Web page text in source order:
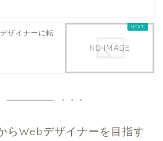
ザイナーに転
らWebデザイナーを目指す